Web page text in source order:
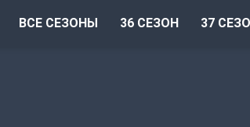
ВСЕ СЕЗОНЫ 36 СЕЗОН 37